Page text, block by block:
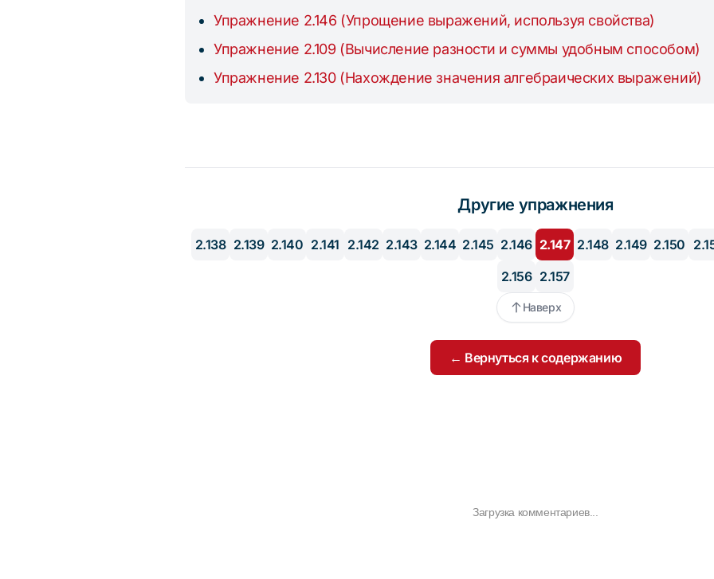
Упражнение 2.146 (Упрощение выражений, используя свойства)
Упражнение 2.109 (Вычисление разности и суммы удобным способом)
Упражнение 2.130 (Нахождение значения алгебраических выражений)
Другие упражнения
2.138 2.139 2.140 2.141 2.142 2.143 2.144 2.145 2.146 2.147 2.148 2.149 2.150
2.156 2.157
Наверх
← Вернуться к содержанию
Загрузка комментариев...